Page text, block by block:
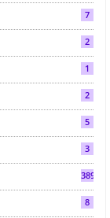
7
2
1
2
5
3
3892
8